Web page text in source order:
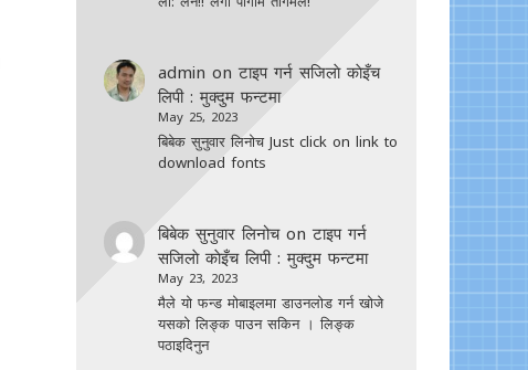
admin onटाइप गर्न सजिलाे काेइँच
लिपी : मुक्दुम फन्टमा
May 25, 2023
बिबेक सुनुवार लिनोच Just click on link to
download fonts
बिबेक सुनुवार लिनोचonटाइप गर्न
सजिलाे काेइँच लिपी : मुक्दुम फन्टमा
May 23, 2023
मैले यो फन्ड मोबाइलमा डाउनल‍ोड गर्न खोजे
यसको लिङ्क पाउन सकिन । लिङ्क
पठाइदिनुन